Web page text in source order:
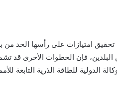
امتيازات على رأسها الحد من
فإن الخطوات الأخرى قد